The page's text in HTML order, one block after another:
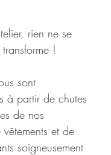
rien ne se
!
sont
à partir de chutes
de nos
et de
soigneusement